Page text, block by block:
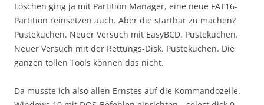
Löschen ging ja mit Partition Manager, eine neue FAT16-
Partition reinsetzen auch. Aber die startbar zu machen?
Pustekuchen. Neuer Versuch mit EasyBCD. Pustekuchen.
Neuer Versuch mit der Rettungs-Disk. Pustekuchen. Die
ganzen tollen Tools können das nicht.
Da musste ich also allen Ernstes auf die Kommandozeile.